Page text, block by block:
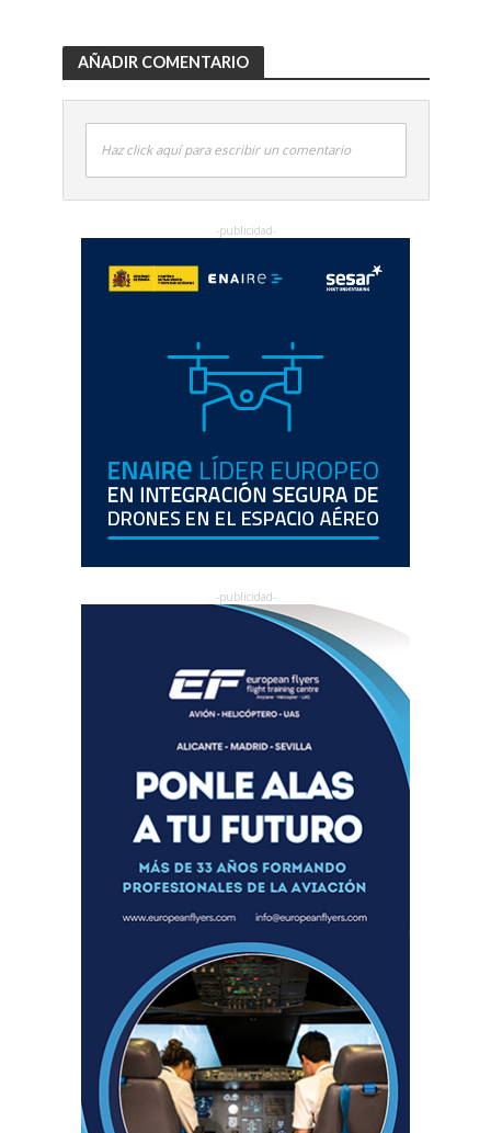
AÑADIR COMENTARIO
Haz click aquí para escribir un comentario